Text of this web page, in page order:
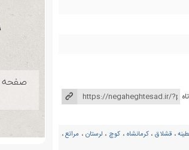
، قشلاق ،کرمانشاه ، کوچ ، لرستان ، مراتع،